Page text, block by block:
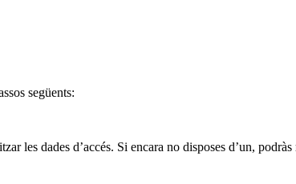
següents:
les dades d’accés. Si encara no disposes d’un,